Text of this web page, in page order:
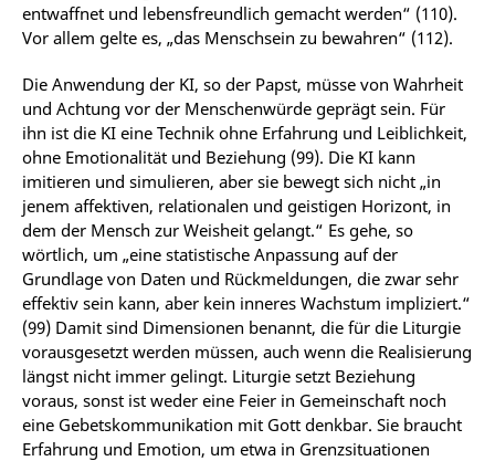
entwaffnet und lebensfreundlich gemacht werden“ (110).
Vor allem gelte es, „das Menschsein zu bewahren“ (112).
Die Anwendung der KI, so der Papst, müsse von Wahrheit
und Achtung vor der Menschenwürde geprägt sein. Für
ihn ist die KI eine Technik ohne Erfahrung und Leiblichkeit,
ohne Emotionalität und Beziehung (99). Die KI kann
imitieren und simulieren, aber sie bewegt sich nicht „in
jenem affektiven, relationalen und geistigen Horizont, in
dem der Mensch zur Weisheit gelangt.“ Es gehe, so
wörtlich, um „eine statistische Anpassung auf der
Grundlage von Daten und Rückmeldungen, die zwar sehr
effektiv sein kann, aber kein inneres Wachstum impliziert.“
(99) Damit sind Dimensionen benannt, die für die Liturgie
vorausgesetzt werden müssen, auch wenn die Realisierung
längst nicht immer gelingt. Liturgie setzt Beziehung
voraus, sonst ist weder eine Feier in Gemeinschaft noch
eine Gebetskommunikation mit Gott denkbar. Sie braucht
Erfahrung und Emotion, um etwa in Grenzsituationen